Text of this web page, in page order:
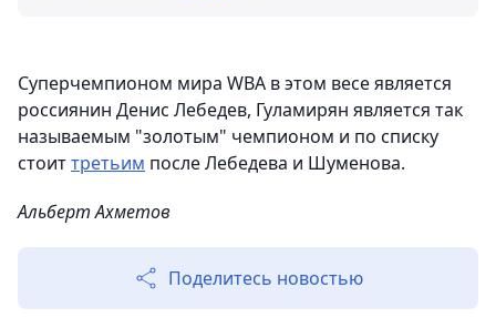
Суперчемпионом мира WBA в этом весе является
россиянин Денис Лебедев, Гуламирян является так
называемым "золотым" чемпионом и по списку
стоиттретьим после Лебедева и Шуменова.
Альберт Ахметов
Поделитесь новостью